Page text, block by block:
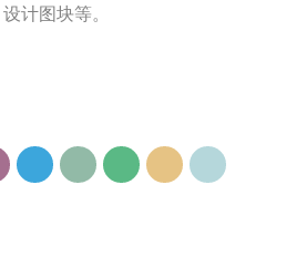
计图块等。